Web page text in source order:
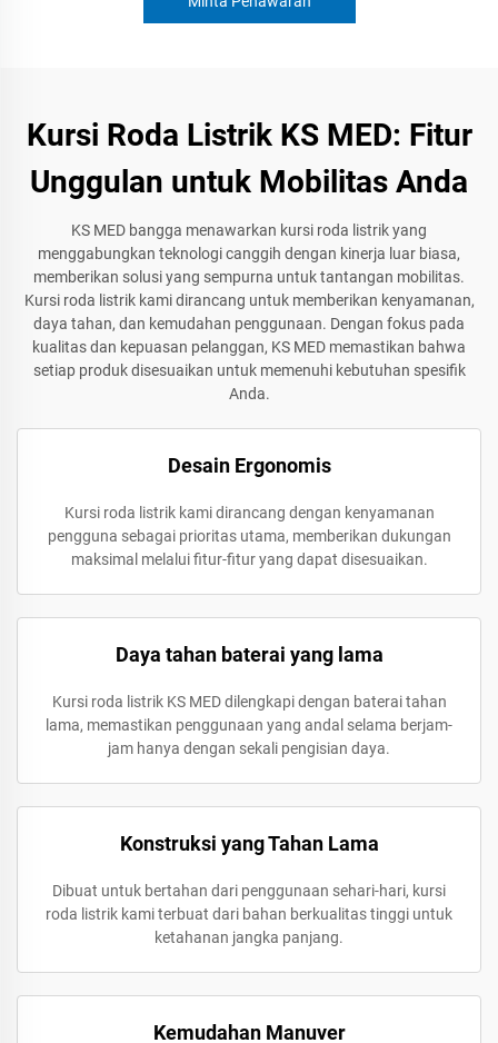
Kursi Roda Listrik KS MED: Fitur
Unggulan untuk Mobilitas Anda
KS MED bangga menawarkan kursi roda listrik yang
menggabungkan teknologi canggih dengan kinerja luar biasa,
memberikan solusi yang sempurna untuk tantangan mobilitas.
Kursi roda listrik kami dirancang untuk memberikan kenyamanan,
daya tahan, dan kemudahan penggunaan. Dengan fokus pada
kualitas dan kepuasan pelanggan, KS MED memastikan bahwa
setiap produk disesuaikan untuk memenuhi kebutuhan spesifik
Anda.
Desain Ergonomis
Kursi roda listrik kami dirancang dengan kenyamanan
pengguna sebagai prioritas utama, memberikan dukungan
maksimal melalui fitur-fitur yang dapat disesuaikan.
Daya tahan baterai yang lama
Kursi roda listrik KS MED dilengkapi dengan baterai tahan
lama, memastikan penggunaan yang andal selama berjam-
jam hanya dengan sekali pengisian daya.
Konstruksi yang Tahan Lama
Dibuat untuk bertahan dari penggunaan sehari-hari, kursi
roda listrik kami terbuat dari bahan berkualitas tinggi untuk
ketahanan jangka panjang.
Kemudahan Manuver